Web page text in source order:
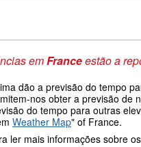
emFranceestão a
dão a previsão do tempo
nos obter a previsão de
do tempo para outras
Weather Map" of France.
ler mais informações sobre